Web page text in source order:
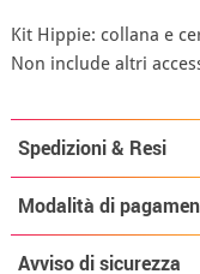
Kit Hippie: collana e
Non include altri
Spedizioni & Resi
Modalità di
Avviso di sicurezza